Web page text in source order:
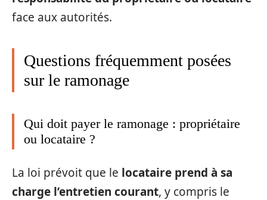
face aux autorités.
Questions fréquemment posées
sur le ramonage
Qui doit payer le ramonage : propriétaire
ou locataire ?
La loi prévoit que le locataire prend à sa
charge l’entretien courant, y compris le